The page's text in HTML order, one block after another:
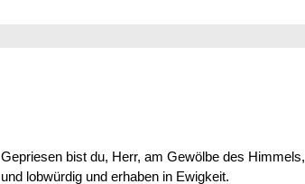
Gepriesen bist du, Herr, am Gewölbe des Himmels,
und lobwürdig und erhaben in Ewigkeit.